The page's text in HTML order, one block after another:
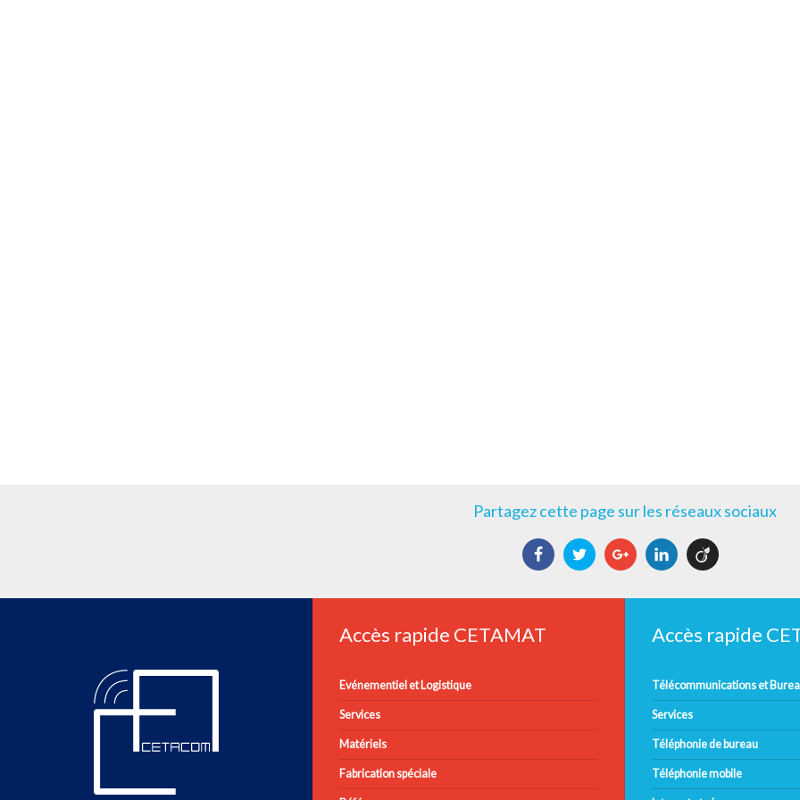
Partagez cette page sur les réseaux sociaux
FacebookTwitter Google+LinkedIn
Accès rapide CETAMAT
Evénementiel et Logistique
Services
Matériels
Fabrication spéciale
Accès rapide
Télécommunications et
Services
Téléphonie de bureau
Téléphonie mobile